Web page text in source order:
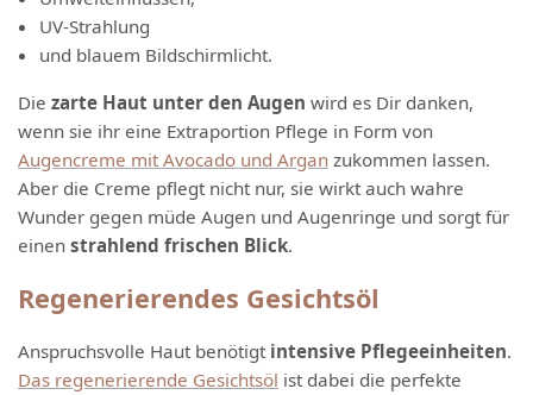
UV-Strahlung
und blauem Bildschirmlicht.
Die zarte Haut unter den Augen wird es Dir danken,
wenn sie ihr eine Extraportion Pflege in Form von
Augencreme mit Avocado und Argan zukommen lassen.
Aber die Creme pflegt nicht nur, sie wirkt auch wahre
Wunder gegen müde Augen und Augenringe und sorgt für
einen strahlend frischen Blick.
Regenerierendes Gesichtsöl
Anspruchsvolle Haut benötigt intensive Pflegeeinheiten.
Das regenerierende Gesichtsöl ist dabei die perfekte